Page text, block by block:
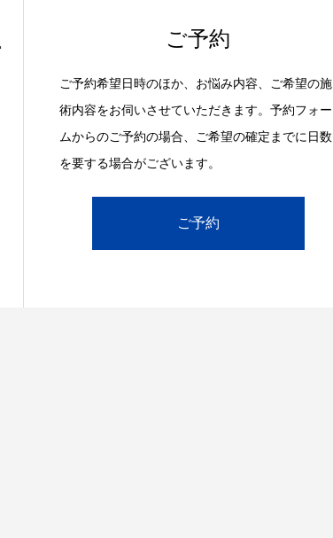
ご予約
ご予約希望日時のほか、お悩み内容、ご希望の施
術内容をお伺いさせていただきます。予約フォー
ムからのご予約の場合、ご希望の確定までに日数
を要する場合がございます。
ご予約